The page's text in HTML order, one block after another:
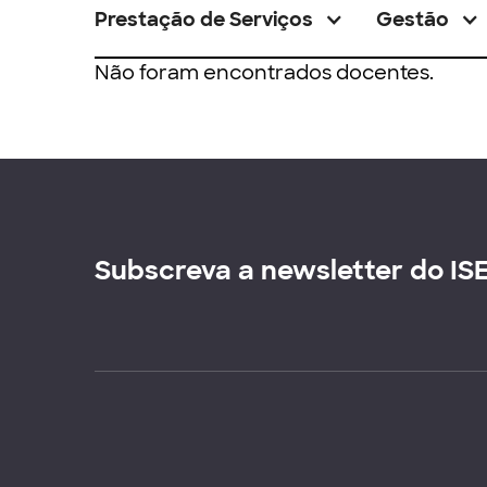
Prestação de Serviços Gestão
Não foram encontrados docentes.
Subscreva a newsletter do